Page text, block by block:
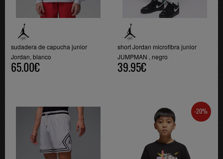
sudadera de capucha junior
Jordan, blanco
65.00€
short Jordan microfibra junior
JUMPMAN , negro
39.95€
-20%